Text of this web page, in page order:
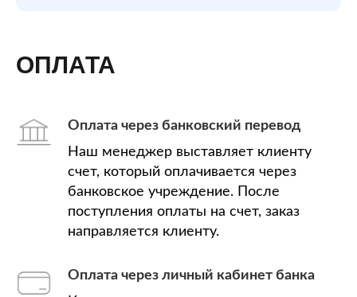
ОПЛАТА
Оплата через банковский перевод
Наш менеджер выставляет клиенту
счет, который оплачивается через
банковское учреждение. После
поступления оплаты на счет, заказ
направляется клиенту.
Оплата через личный кабинет банка